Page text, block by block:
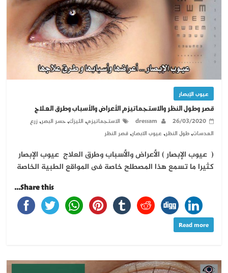
عيوب الإبصار
قصر وطول النظر والاستجماتيزم الأعراض والأسباب وطرق العلاج
26/03/2020
dressam الاستجماتيزم,الليزك,حسر البصر,زرع
العدسات,طول النظر,عيوب الابصار,قصر النظر
( عيوب الإبصار ) الأعراض والأسباب وطرق العلاج عيوب الإبصار
كثيرا ما تسمع هذا المصطلح خاصة فى المواقع الطبية الخاصة
Share this...
Read more